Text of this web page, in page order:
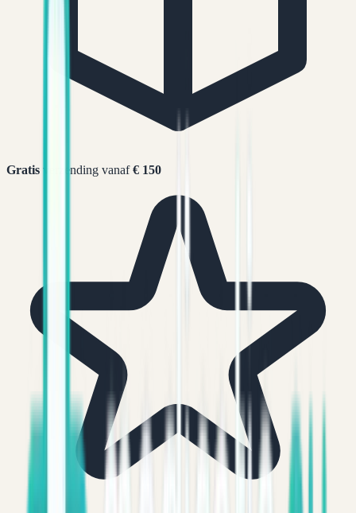
Gratis verzending vanaf€ 150